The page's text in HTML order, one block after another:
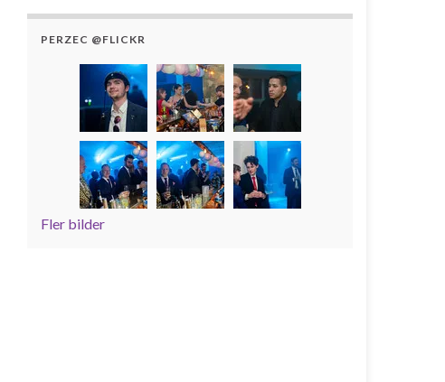
PERZEC @FLICKR
Fler bilder